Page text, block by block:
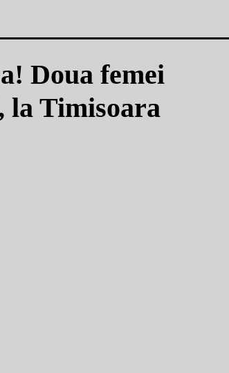
Doua femei
la Timisoara